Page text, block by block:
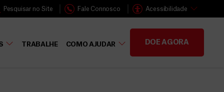
Pesquisar no Site Fale Connosco Acessibilidade
TRABALHE COMO AJUDAR DOE AGORA